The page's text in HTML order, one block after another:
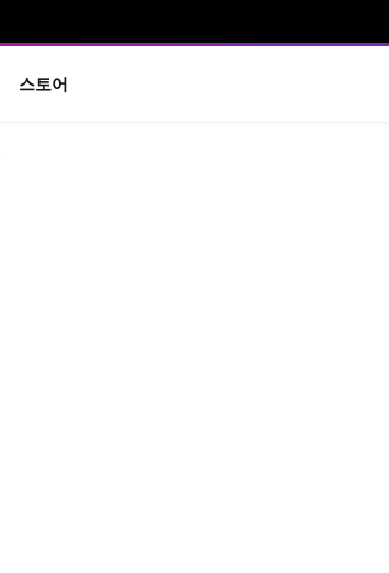
스토어